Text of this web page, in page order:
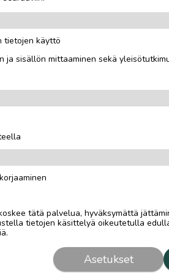
tietojen käyttö
ja sisällön mittaaminen sekä
tätä palvelua, hyväksymättä
tietojen käsittelyä oikeutetulla
Asetukset